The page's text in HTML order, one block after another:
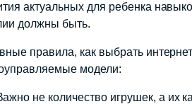
актуальных для ребенка
должны быть.
правила, как выбрать
модели:
не количество игрушек, а их